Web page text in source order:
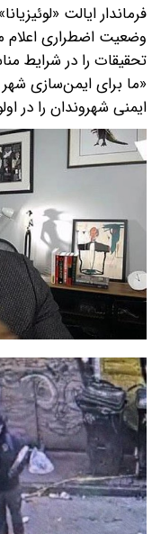
فرماندار ایالت
وضعیت اضطراری اعلام
تحقیقات را در شرایط
«ما برای ایمن‌سازی شهر
ایمنی شهروندان را در